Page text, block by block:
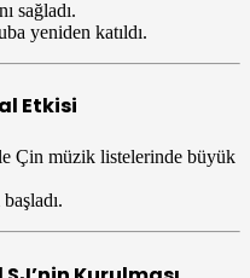
sağladı.
yeniden katıldı.
Etkisi
Çin müzik listelerinde büyük